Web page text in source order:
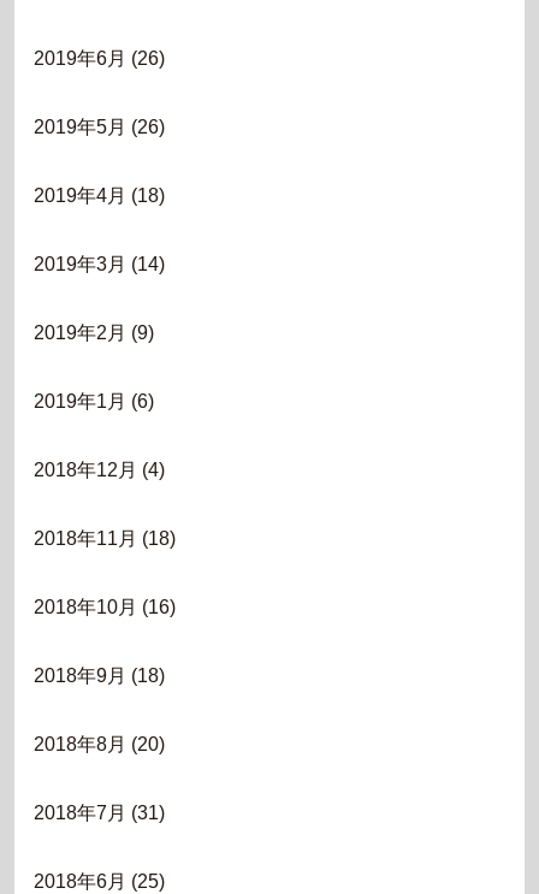
2019年6月 (26)
2019年5月 (26)
2019年4月 (18)
2019年3月 (14)
2019年2月 (9)
2019年1月 (6)
2018年12月 (4)
2018年11月 (18)
2018年10月 (16)
2018年9月 (18)
2018年8月 (20)
2018年7月 (31)
2018年6月 (25)